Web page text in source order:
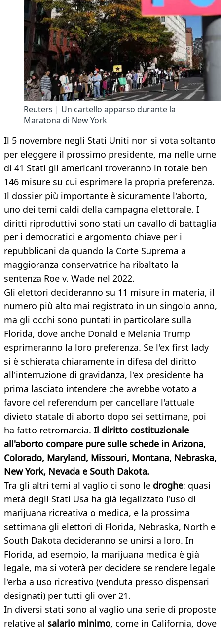
Reuters | Un cartello apparso durante la
Maratona di New York
Il 5 novembre negli Stati Uniti non si vota soltanto
per eleggere il prossimo presidente, ma nelle urne
di 41 Stati gli americani troveranno in totale ben
146 misure su cui esprimere la propria preferenza.
Il dossier più importante è sicuramente l'aborto,
uno dei temi caldi della campagna elettorale. I
diritti riproduttivi sono stati un cavallo di battaglia
per i democratici e argomento chiave per i
repubblicani da quando la Corte Suprema a
maggioranza conservatrice ha ribaltato la
sentenza Roe v. Wade nel 2022.
Gli elettori decideranno su 11 misure in materia, il
numero più alto mai registrato in un singolo anno,
ma gli occhi sono puntati in particolare sulla
Florida, dove anche Donald e Melania Trump
esprimeranno la loro preferenza. Se l'ex first lady
si è schierata chiaramente in difesa del diritto
all'interruzione di gravidanza, l'ex presidente ha
prima lasciato intendere che avrebbe votato a
favore del referendum per cancellare l'attuale
divieto statale di aborto dopo sei settimane, poi
ha fatto retromarcia. Il diritto costituzionale
all'aborto compare pure sulle schede in Arizona,
Colorado, Maryland, Missouri, Montana, Nebraska,
New York, Nevada e South Dakota.
Tra gli altri temi al vaglio ci sono le droghe: quasi
metà degli Stati Usa ha già legalizzato l'uso di
marijuana ricreativa o medica, e la prossima
settimana gli elettori di Florida, Nebraska, North e
South Dakota decideranno se unirsi a loro. In
Florida, ad esempio, la marijuana medica è già
legale, ma si voterà per decidere se rendere legale
l'erba a uso ricreativo (venduta presso dispensari
designati) per tutti gli over 21.
In diversi stati sono al vaglio una serie di proposte
relative al salario minimo, come in California, dove